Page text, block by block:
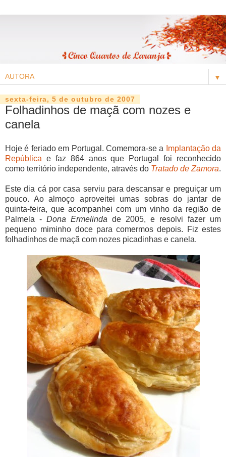
▼
sexta-feira, 5 de outubro de 2007
Folhadinhos de maçã com nozes e
canela
Hoje é feriado em Portugal. Comemora-se a
Implantação da
República e faz 864 anos que Portugal foi reconhecido
como território independente, através do Tratado de Zamora.
Este dia cá por casa serviu para descansar e preguiçar um
pouco. Ao almoço aproveitei umas sobras do jantar de
quinta-feira, que acompanhei com um vinho da região de
Palmela - Dona Ermelinda de 2005, e resolvi fazer um
pequeno miminho doce para comermos depois. Fiz estes
folhadinhos de maçã com nozes picadinhas e canela.